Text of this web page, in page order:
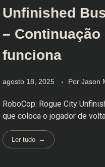
Unfinished
–
funciona
agosto 18, 2025 Por Jason
RoboCop: Rogue City
que coloca o jogador de
Ler tudo